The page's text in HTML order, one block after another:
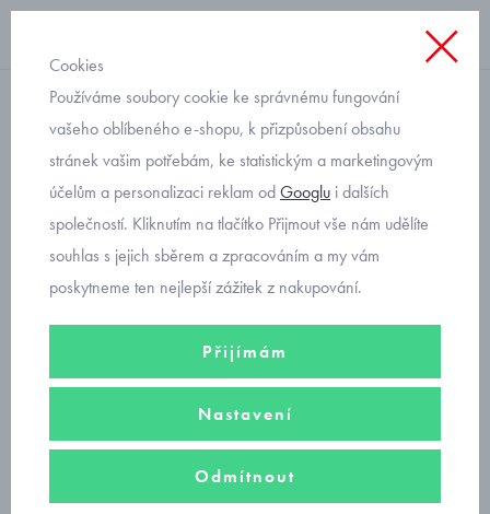
teplé
dětské manšestráky slim fit
modré Mayoral 537-23
Cookies
Používáme soubory cookie ke správnému fungování
vašeho oblíbeného e-shopu, k přizpůsobení obsahu
stránek vašim potřebám, ke statistickým a marketingovým
účelům a personalizaci reklam odGooglu i dalších
společností. Kliknutím na tlačítko Přijmout vše nám udělíte
souhlas s jejich sběrem a zpracováním a my vám
poskytneme ten nejlepší zážitek z nakupování.
Přijímám
Nastavení
Odmítnout